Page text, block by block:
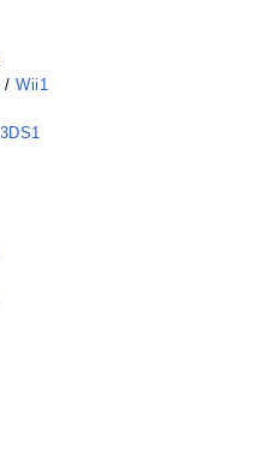
/ Wii1
3DS1